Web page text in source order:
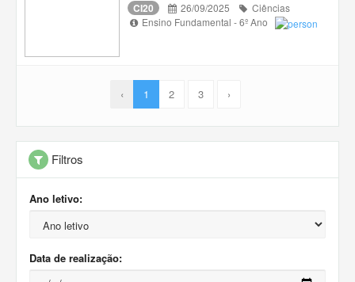
CI20 26/09/2025
Ciências
Ensino Fundamental - 6º Ano
‹ 1 2 3 ›
Filtros
Ano letivo:
Data de realização: